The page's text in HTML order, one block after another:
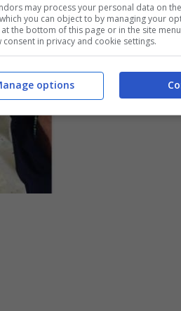
may process your personal data on
you can object to by managing your
the bottom of this page or in the site
consent in privacy and cookie settings.
options